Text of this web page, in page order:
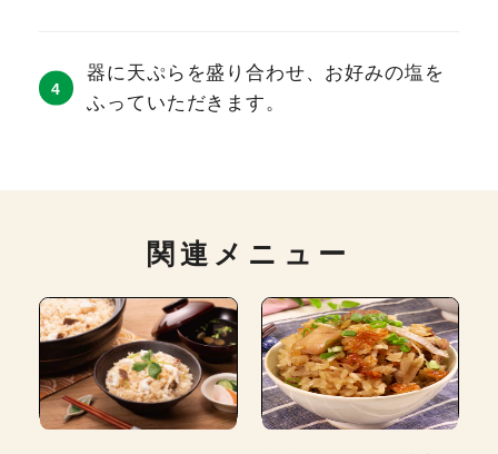
器に天ぷらを盛り合わせ、お好みの塩を
ふっていただきます。
関連メニュー